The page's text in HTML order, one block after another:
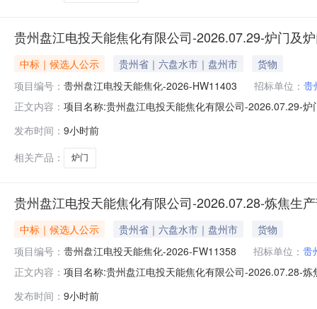
贵州盘江电投天能焦化有限公司-2026.07.29-炉门及
中标｜候选人公示 贵州省｜六盘水市｜盘州市
货物
项目编号： 贵州盘江电投天能焦化-2026-HW11403 招标单位： 贵
正文内容： 项目名称:贵州盘江电投天能焦化有限公司-2026.07.29-
备有限公司第2中标候选人中标候选人名称:泊头市运升
发布时间： 9小时前
相关产品：
炉门
贵州盘江电投天能焦化有限公司-2026.07.28-炼焦生
中标｜候选人公示 贵州省｜六盘水市｜盘州市
货物
项目编号： 贵州盘江电投天能焦化-2026-FW11358 招标单位： 贵
正文内容： 项目名称:贵州盘江电投天能焦化有限公司-2026.07.28-
选人中标候选人名称:河南省中合能化工程有限公司第2
发布时间： 9小时前